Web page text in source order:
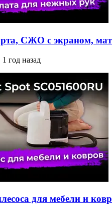
СЖО с экраном,
1 год назад
для мебели и